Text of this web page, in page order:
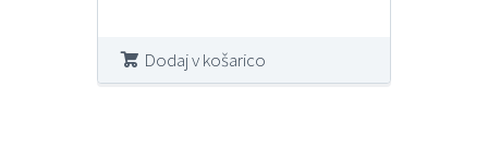
Dodaj v košarico